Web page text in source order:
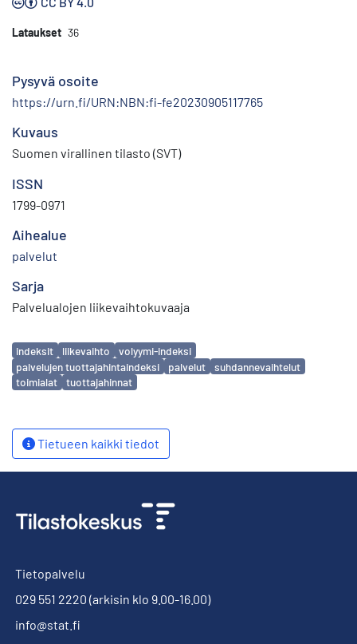
Lataukset 36
Pysyvä osoite
https://urn.fi/URN:NBN:fi-fe20230905117765
Kuvaus
Suomen virallinen tilasto (SVT)
ISSN
1799-0971
Aihealue
palvelut
Sarja
Palvelualojen liikevaihtokuvaaja
Avainsanat
indeksit liikevaihto
volyymi-indeksi
palvelujen tuottajahintaindeksi
palvelut
suhdannevaihtelut
toimialat
tuottajahinnat
Tietueen kaikki tiedot
Tietopalvelu
029 551 2220 (arkisin klo 9.00-16.00)
info@stat.fi